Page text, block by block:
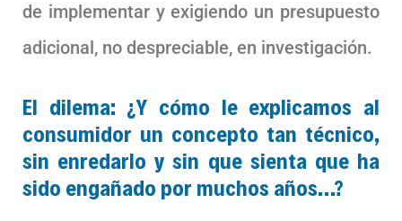
de implementar y exigiendo un presupuesto
adicional, no despreciable, en investigación.
El dilema: ¿Y cómo le explicamos al
consumidor un concepto tan técnico,
sin enredarlo y sin que sienta que ha
sido engañado por muchos años…?